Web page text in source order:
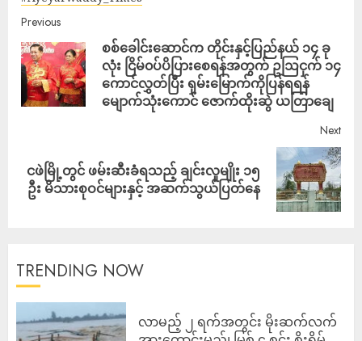
Previous
စစ်ခေါင်းဆောင်က တိုင်းနှင့်ပြည်နယ် ၁၄ ခု
လုံး ငြိမ်၀ပ်ပိပြားစေရန်အတွက် ဥဩငှက် ၁၄
ကောင်လွှတ်ပြီး ရှမ်းမြောက်ကိုပြန်ရရန်
မျောက်သုံးကောင် ဇောက်ထိုးဆွဲ ယတြာချေ
Next
ငဖဲမြို့တွင် ဖမ်းဆီးခံရသည့် ချင်းလူမျိုး ၁၅
ဦး မိသားစုဝင်များနှင့် အဆက်သွယ်ပြတ်နေ
TRENDING NOW
လာမည့် ၂ ရက်အတွင်း မိုးဆက်လက်